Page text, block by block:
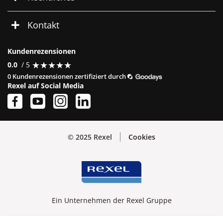
Kontakt
Kundenrezensionen
0.0 / 5 ★★★★★
★★★★★
0 Kundenrezensionen zertifiziert durch
Rexel auf Social Media
© 2025 Rexel Cookies
Ein Unternehmen der Rexel Gruppe